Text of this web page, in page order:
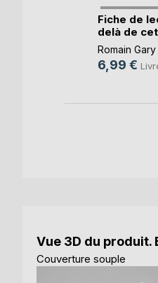
Fiche de
delà de
Romain Gary
6,99 €
Vue 3D du
Couverture souple